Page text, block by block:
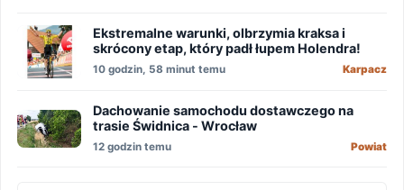
Ekstremalne warunki, olbrzymia kraksa i
skrócony etap, który padł łupem Holendra!
10 godzin, 58 minut temu Karpacz
Dachowanie samochodu dostawczego na
trasie Świdnica - Wrocław
12 godzin temu Powiat